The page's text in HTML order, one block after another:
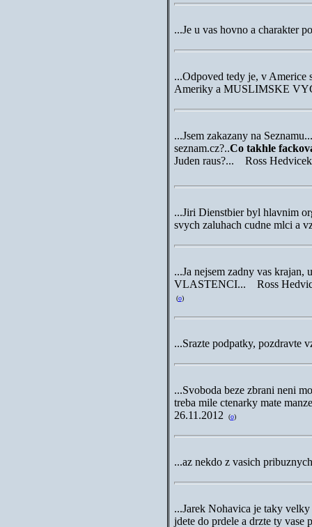
...Je u vas hovno a charakter
...Odpoved tedy je, v Americe
Ameriky a MUSLIMSKE
...Jsem zakazany na
seznam.cz?..Co takhle
Juden raus?... Ross Hedvicek
...Jiri Dienstbier byl hlavnim
svych zaluhach cudne mlci a
...Ja nejsem zadny vas
VLASTENCI... Ross
(o)
...Srazte podpatky, pozdravte
...Svoboda beze zbrani neni
treba mile ctenarky mate
26.11.2012
(o)
...az nekdo z vasich
...Jarek Nohavica je taky
jdete do prdele a drzte ty vase